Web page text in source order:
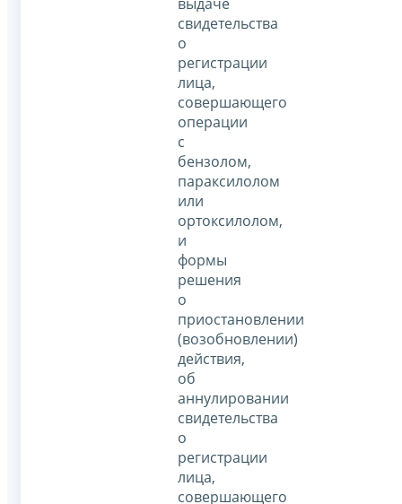
свидетельства
о
регистрации
лица,
совершающего
операции
с
бензолом,
параксилолом
или
ортоксилолом,
и
формы
решения
о
приостановлении
(возобновлении)
действия,
об
аннулировании
свидетельства
о
регистрации
лица,
совершающего